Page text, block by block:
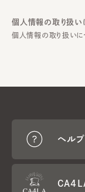
個人情報の取り扱い
個人情報の取り扱いに
ヘルプ